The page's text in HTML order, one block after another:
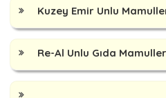
Kuzey Emir Unlu
Re-Al Unlu Gıda